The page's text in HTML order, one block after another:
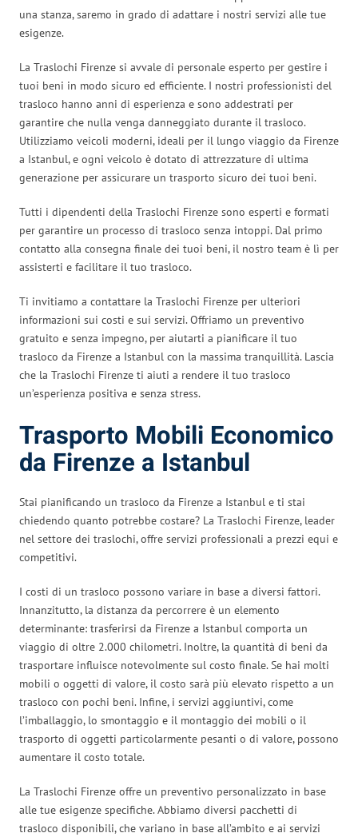
una stanza, saremo in grado di adattare i nostri servizi alle tue
esigenze.
La Traslochi Firenze si avvale di personale esperto per gestire i
tuoi beni in modo sicuro ed efficiente. I nostri professionisti del
trasloco hanno anni di esperienza e sono addestrati per
garantire che nulla venga danneggiato durante il trasloco.
Utilizziamo veicoli moderni, ideali per il lungo viaggio da Firenze
a Istanbul, e ogni veicolo è dotato di attrezzature di ultima
generazione per assicurare un trasporto sicuro dei tuoi beni.
Tutti i dipendenti della Traslochi Firenze sono esperti e formati
per garantire un processo di trasloco senza intoppi. Dal primo
contatto alla consegna finale dei tuoi beni, il nostro team è lì per
assisterti e facilitare il tuo trasloco.
Ti invitiamo a contattare la Traslochi Firenze per ulteriori
informazioni sui costi e sui servizi. Offriamo un preventivo
gratuito e senza impegno, per aiutarti a pianificare il tuo
trasloco da Firenze a Istanbul con la massima tranquillità. Lascia
che la Traslochi Firenze ti aiuti a rendere il tuo trasloco
un’esperienza positiva e senza stress.
Trasporto Mobili Economico
da Firenze a Istanbul
Stai pianificando un trasloco da Firenze a Istanbul e ti stai
chiedendo quanto potrebbe costare? La Traslochi Firenze, leader
nel settore dei traslochi, offre servizi professionali a prezzi equi e
competitivi.
I costi di un trasloco possono variare in base a diversi fattori.
Innanzitutto, la distanza da percorrere è un elemento
determinante: trasferirsi da Firenze a Istanbul comporta un
viaggio di oltre 2.000 chilometri. Inoltre, la quantità di beni da
trasportare influisce notevolmente sul costo finale. Se hai molti
mobili o oggetti di valore, il costo sarà più elevato rispetto a un
trasloco con pochi beni. Infine, i servizi aggiuntivi, come
l’imballaggio, lo smontaggio e il montaggio dei mobili o il
trasporto di oggetti particolarmente pesanti o di valore, possono
aumentare il costo totale.
La Traslochi Firenze offre un preventivo personalizzato in base
alle tue esigenze specifiche. Abbiamo diversi pacchetti di
trasloco disponibili, che variano in base all’ambito e ai servizi